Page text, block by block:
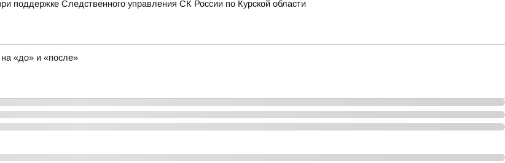
поддержке Следственного управления СК России по Курской области
«до» и «после»